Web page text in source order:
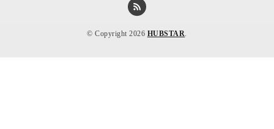
© Copyright 2026 HUBSTAR.